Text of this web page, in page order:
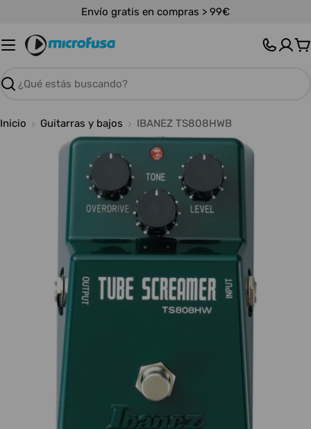
contenido
Envío gratis en compras > 99€
Buscar
Inicio Guitarras y bajos IBANEZ TS808HWB
medios 0 en modal